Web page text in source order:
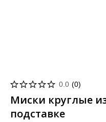
0.0 (0)
Миски круглые
подставке